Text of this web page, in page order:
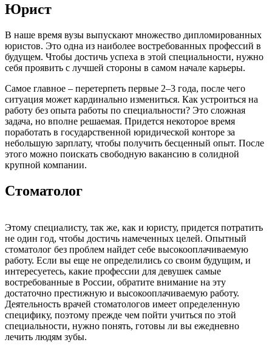
Юрист
В наше время вузы выпускают множество дипломированных
юристов. Это одна из наиболее востребованных профессий в
будущем. Чтобы достичь успеха в этой специальности, нужно
себя проявить с лучшей стороны в самом начале карьеры.
Самое главное – перетерпеть первые 2–3 года, после чего
ситуация может кардинально измениться. Как устроиться на
работу без опыта работы по специальности? Это сложная
задача, но вполне решаемая. Придется некоторое время
поработать в государственной юридической конторе за
небольшую зарплату, чтобы получить бесценный опыт. После
этого можно поискать свободную вакансию в солидной
крупной компании.
Стоматолог
Этому специалисту, так же, как и юристу, придется потратить
не один год, чтобы достичь намеченных целей. Опытный
стоматолог без проблем найдет себе высокооплачиваемую
работу. Если вы еще не определились со своим будущим, и
интересуетесь, какие профессии для девушек самые
востребованные в России, обратите внимание на эту
достаточно престижную и высокооплачиваемую работу.
Деятельность врачей стоматологов имеет определенную
специфику, поэтому прежде чем пойти учиться по этой
специальности, нужно понять, готовы ли вы ежедневно
лечить людям зубы.